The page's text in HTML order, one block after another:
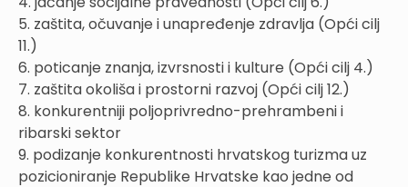
5. zaštita, očuvanje i unapređenje zdravlja (Opći cilj
11.)
6. poticanje znanja, izvrsnosti i kulture (Opći cilj 4.)
7. zaštita okoliša i prostorni razvoj (Opći cilj 12.)
8. konkurentniji poljoprivredno-prehrambeni i
ribarski sektor
9. podizanje konkurentnosti hrvatskog turizma uz
pozicioniranje Republike Hrvatske kao jedne od